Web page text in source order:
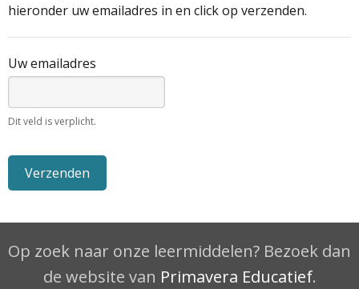
hieronder uw emailadres in en click op verzenden.
Uw emailadres
Dit veld is verplicht.
Op zoek naar onze leermiddelen? Bezoek dan
de website van Primavera Educatief.